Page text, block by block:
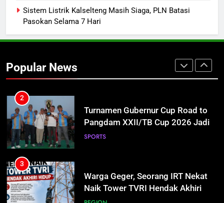
Sistem Listrik Kalselteng Masih Siaga, PLN Batasi
Pasokan Selama 7 Hari
Popular News
100 Hari Pertama
REGION
Turnamen Gubernur Cup Road to
Pangdam XXII/TB Cup 2026 Jadi
Wadah Kembangkan Talenta Muda
3
Warga Geger, Seorang IRT Nekat
Naik Tower TVRI Hendak Akhiri
Hidup
REGION
4
Insiden Konsumen di SPBU
Pangkalan Bun Ditangani Cepat,
Pertamina Pastikan Pelayanan